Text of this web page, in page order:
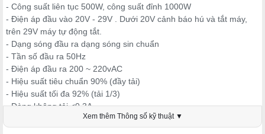
- Công suất liên tục 500W, công suất đỉnh 1000W
- Điện áp đầu vào 20V - 29V . Dưới 20V cảnh báo hú và tắt máy,
trên 29V máy tự động tắt.
- Dạng sóng đầu ra dạng sóng sin chuẩn
- Tần số đầu ra 50Hz
- Điện áp đầu ra 200 ~ 220vAC
- Hiệu suất tiêu chuẩn 90% (đầy tải)
- Hiệu suất tối đa 92% (tải 1/3)
- Dòng không tải <0,3A
- Nhiệt độ hoạt động từ -10 ° C đến + 50 ° C
Xem thêm Thông số kỹ thuật ▼